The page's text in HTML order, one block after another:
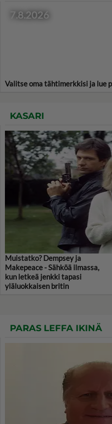
7.8.2026
Valitse oma tähtimerkkisi ja lue
KASARI
Muistatko? Dempsey ja
Makepeace - Sähköä ilmassa,
kun letkeä jenkki tapasi
yläluokkaisen britin
PARAS LEFFA IKINÄ